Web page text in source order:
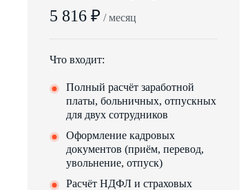
5 816 ₽ / месяц
Что входит:
Полный расчёт заработной
платы, больничных, отпускных
для двух сотрудников
Оформление кадровых
документов (приём, перевод,
увольнение, отпуск)
Расчёт НДФЛ и страховых